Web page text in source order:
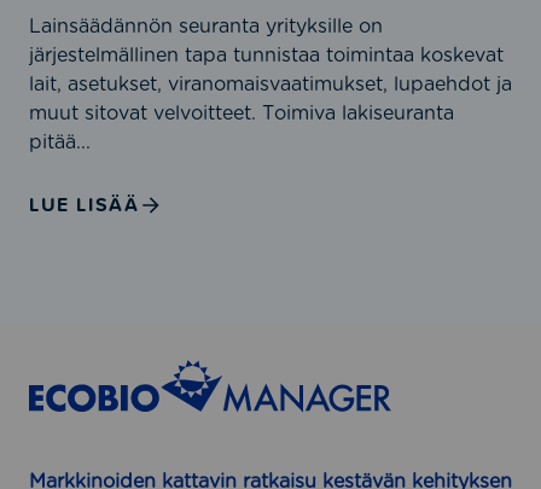
i
s
u
e
h
t
a
r
n
s
e
u
r
n
y
Lainsäädännön seuranta yrityksille on
järjestelmällinen tapa tunnistaa toimintaa koskevat
lait, asetukset, viranomaisvaatimukset, lupaehdot ja
muut sitovat velvoitteet. Toimiva lakiseuranta
pitää...
LUE LISÄÄ
Markkinoiden kattavin ratkaisu kestävän kehityksen